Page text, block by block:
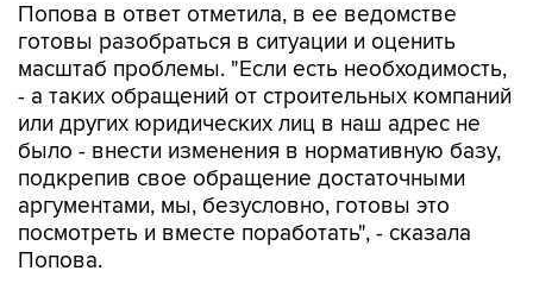
Попова в ответ отметила, в ее ведомстве
готовы разобраться в ситуации и оценить
масштаб проблемы. "Если есть необходимость,
- а таких обращений от строительных компаний
или других юридических лиц в наш адрес не
было - внести изменения в нормативную базу,
подкрепив свое обращение достаточными
аргументами, мы, безусловно, готовы это
посмотреть и вместе поработать", - сказала
Попова.